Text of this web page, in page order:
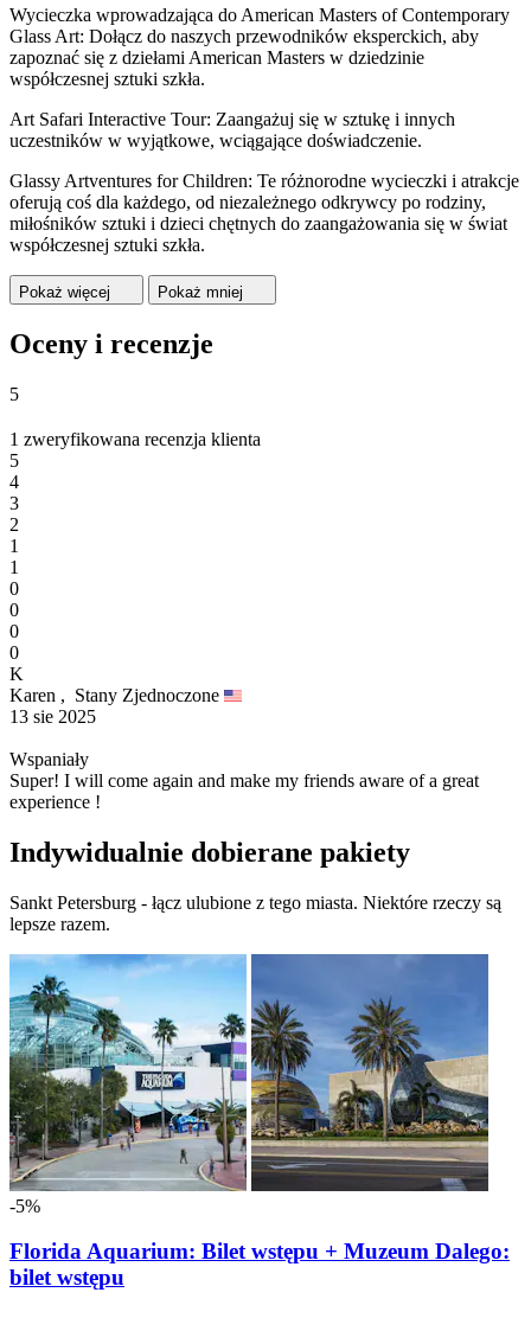
Wycieczka wprowadzająca do American Masters of Contemporary
Glass Art: Dołącz do naszych przewodników eksperckich, aby
zapoznać się z dziełami American Masters w dziedzinie
współczesnej sztuki szkła.
Art Safari Interactive Tour: Zaangażuj się w sztukę i innych
uczestników w wyjątkowe, wciągające doświadczenie.
Glassy Artventures for Children: Te różnorodne wycieczki i atrakcje
oferują coś dla każdego, od niezależnego odkrywcy po rodziny,
miłośników sztuki i dzieci chętnych do zaangażowania się w świat
współczesnej sztuki szkła.
Pokaż więcej Pokaż mniej
Oceny i recenzje
5
1 zweryfikowana recenzja klienta
5
4
3
2
1
1
0
0
0
0
K
Karen , Stany Zjednoczone
13 sie 2025
Wspaniały
Super! I will come again and make my friends aware of a great
experience !
Indywidualnie dobierane pakiety
Sankt Petersburg - łącz ulubione z tego miasta. Niektóre rzeczy są
lepsze razem.
-5%
Florida Aquarium: Bilet wstępu + Muzeum Dalego:
bilet wstępu